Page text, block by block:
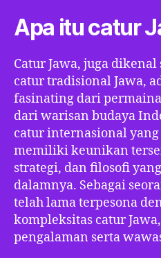
Apa itu catur
Catur Jawa, juga
catur tradisional Jawa,
fasinating dari
dari warisan budaya
catur internasional
memiliki keunikan
strategi, dan filosofi
dalamnya. Sebagai
telah lama terpesona
kompleksitas catur
pengalaman serta